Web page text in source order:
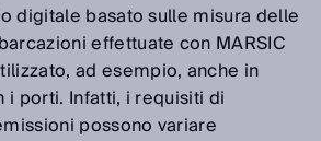
digitale basato sulle misura delle
effettuate con MARSIC
ad esempio, anche in
porti. Infatti, i requisiti di
possono variare